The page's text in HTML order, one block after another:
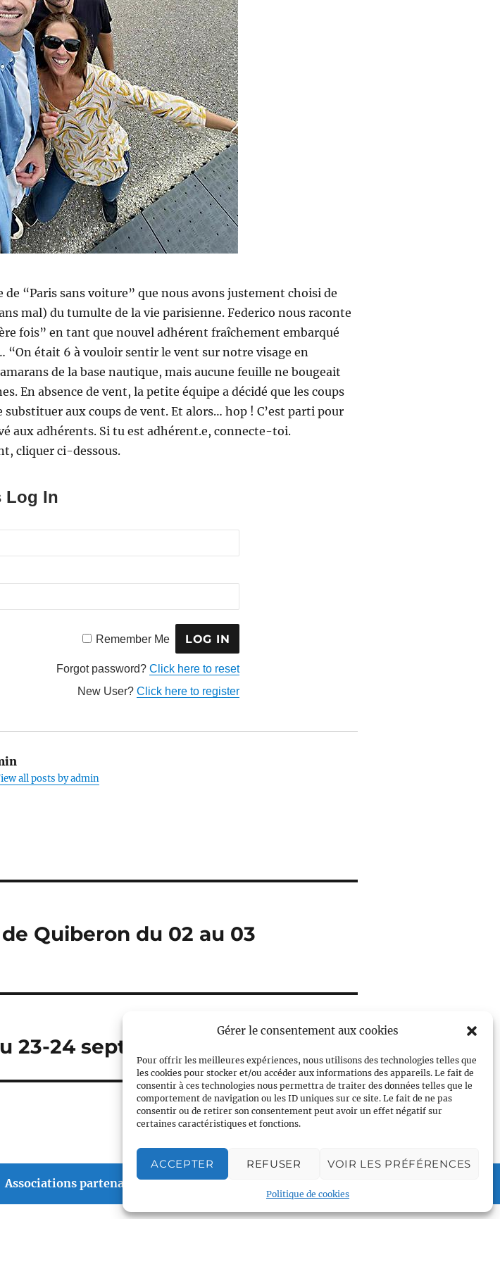
Gérer le consentement aux cookies
Pour offrir les meilleures expériences, nous utilisons des technologies telles que
les cookies pour stocker et/ou accéder aux informations des appareils. Le fait de
consentir à ces technologies nous permettra de traiter des données telles que le
comportement de navigation ou les ID uniques sur ce site. Le fait de ne pas
consentir ou de retirer son consentement peut avoir un effet négatif sur
certaines caractéristiques et fonctions.
ACCEPTER REFUSER VOIR LES PRÉFÉRENCES
Politique de cookies
de “Paris sans voiture” que nous avons justement choisi de
mal) du tumulte de la vie parisienne. Federico nous raconte
fois” en tant que nouvel adhérent fraîchement embarqué
“On était 6 à vouloir sentir le vent sur notre visage en
de la base nautique, mais aucune feuille ne bougeait
En absence de vent, la petite équipe a décidé que les coups
substituer aux coups de vent. Et alors… hop ! C’est parti pour
aux adhérents. Si tu est adhérent.e, connecte-toi.
cliquer ci-dessous.
Log In
Remember Me
Forgot password?Click here to reset
New User?Click here to register
all posts by admin
Quiberon du 02 au 03
23-24 septembre
Associations partenaires Plan du site
Qui sommes nous